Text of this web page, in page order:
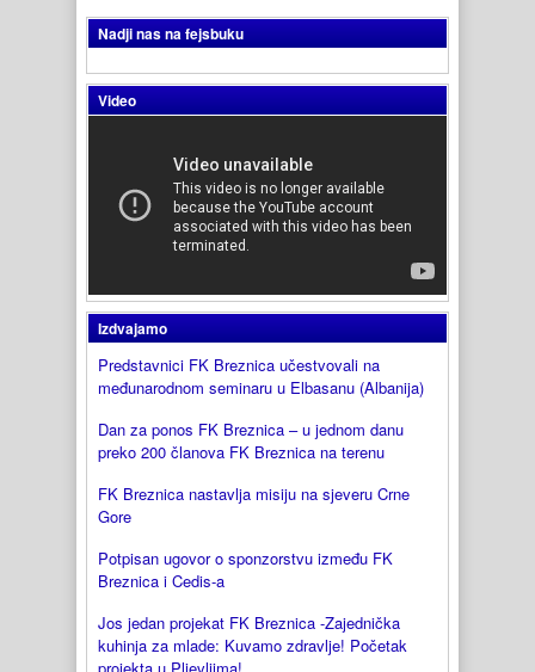
Nadji nas na fejsbuku
Video
Izdvajamo
Predstavnici FK Breznica učestvovali na
međunarodnom seminaru u Elbasanu (Albanija)
Dan za ponos FK Breznica – u jednom danu
preko 200 članova FK Breznica na terenu
FK Breznica nastavlja misiju na sjeveru Crne
Gore
Potpisan ugovor o sponzorstvu između FK
Breznica i Cedis-a
Jos jedan projekat FK Breznica -Zajednička
kuhinja za mlade: Kuvamo zdravlje! Početak
projekta u Pljevljima!